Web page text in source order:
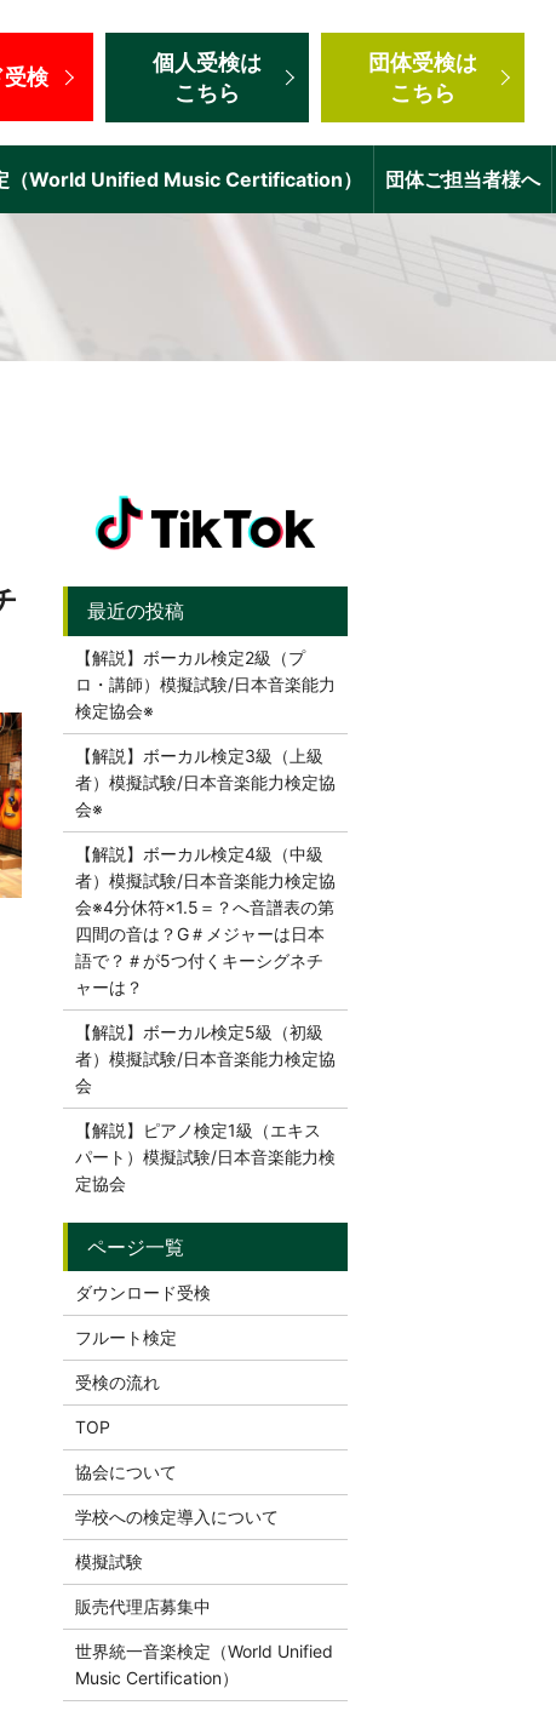
受検
個人受検は
こちら
団体受検は
こちら
（World Unified Music Certification） 団体ご担当者様へ
【解説】ボーカル検定2級（プ
ロ・講師）模擬試験/日本音楽能力
検定協会※
【解説】ボーカル検定3級（上級
者）模擬試験/日本音楽能力検定協
会※
【解説】ボーカル検定4級（中級
者）模擬試験/日本音楽能力検定協
会※4分休符×1.5＝？へ音譜表の第
四間の音は？G＃メジャーは日本
語で？＃が5つ付くキーシグネチ
ャーは？
【解説】ボーカル検定5級（初級
者）模擬試験/日本音楽能力検定協
会
【解説】ピアノ検定1級（エキス
パート）模擬試験/日本音楽能力検
定協会
ダウンロード受検
フルート検定
受検の流れ
TOP
協会について
学校への検定導入について
模擬試験
販売代理店募集中
世界統一音楽検定（World Unified
Music Certification）